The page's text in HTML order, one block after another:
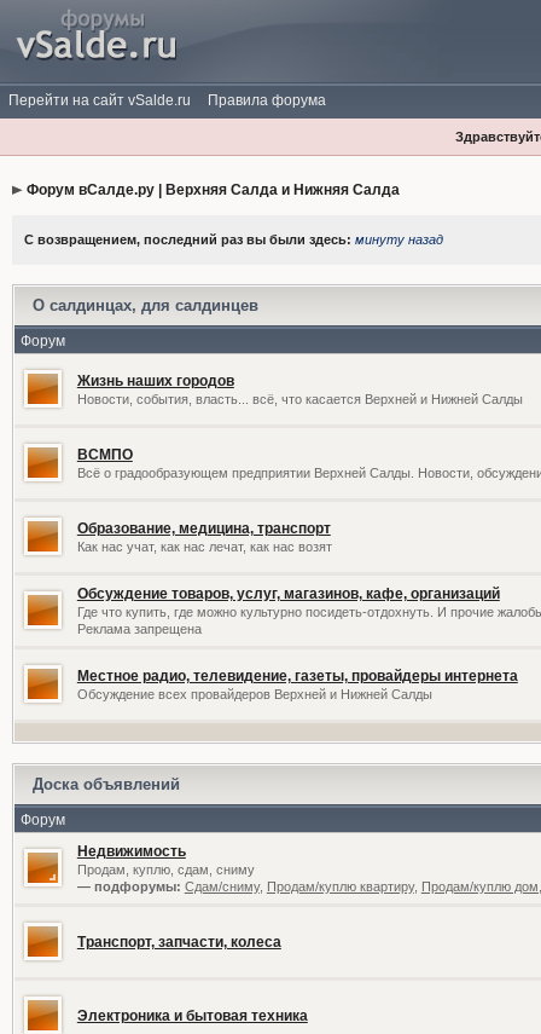
Перейти на сайт vSalde.ru Правила форума
Форум вСалде.ру | Верхняя Салда и Нижняя Салда
С возвращением, последний раз вы были здесь: минуту назад
О салдинцах, для салдинцев
Форум
Жизнь наших городов
Новости, события, власть... всё, что касается Верхней и Нижней Салды
ВСМПО
Всё о градообразующем предприятии Верхней Салды. Новости,
Образование, медицина, транспорт
Как нас учат, как нас лечат, как нас возят
Обсуждение товаров, услуг, магазинов, кафе, организаций
Где что купить, где можно культурно посидеть-отдохнуть. И прочие
Реклама запрещена
Местное радио, телевидение, газеты, провайдеры интернета
Обсуждение всех провайдеров Верхней и Нижней Салды
Доска объявлений
Форум
Недвижимость
Продам, куплю, сдам, сниму
— подфорумы: Сдам/сниму, Продам/куплю квартиру, Продам/куплю
Транспорт, запчасти, колеса
Электроника и бытовая техника